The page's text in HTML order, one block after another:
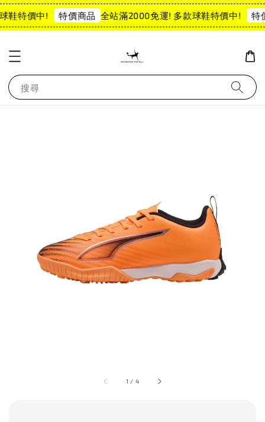
鞋特價中! 特價商品 全站滿2000免運! 多款球鞋特價中! 特
搜尋
1 / 4